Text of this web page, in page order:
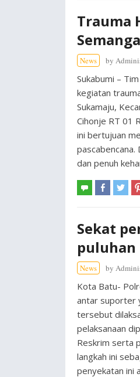
Trauma
News by
Sukabumi –
kegiatan
Sukamaju,
Cihonje RT 01
ini bertujuan
dan penuh
Sekat
puluhan
News by
Kota Batu-
antar suporter
tersebut
pelaksanaan
Reskrim serta
langkah ini
penyekatan ini